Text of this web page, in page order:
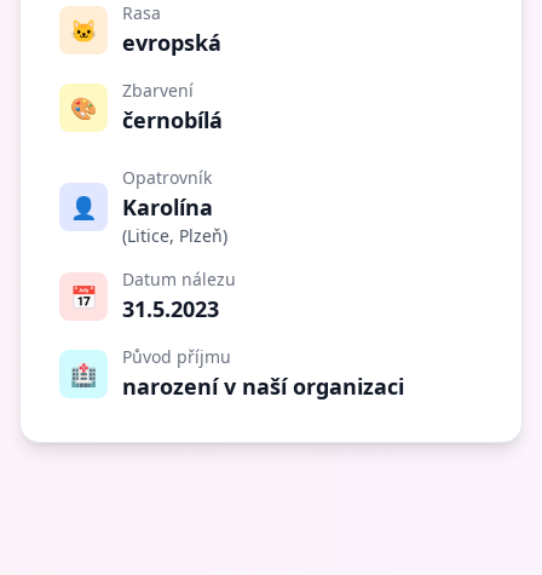
🐱
Rasa
evropská
🎨
Zbarvení
černobílá
👤
Opatrovník
Karolína
(Litice, Plzeň)
📅
Datum nálezu
31.5.2023
🏥
Původ příjmu
narození v naší organizaci